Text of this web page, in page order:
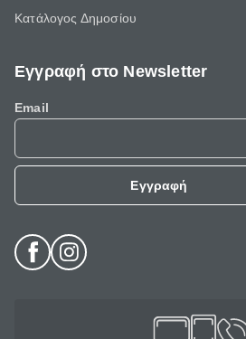
Κατάλογος Δημοσίου
Εγγραφή στο Newsletter
Email
Εγγραφή